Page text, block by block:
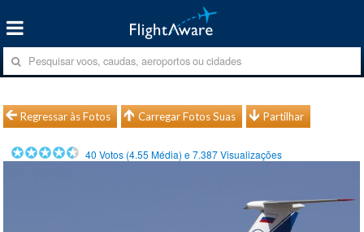
Regressar às Fotos Carregar Fotos Suas Partilhar
40 Votos (4.55 Média) e7.387Visualizações